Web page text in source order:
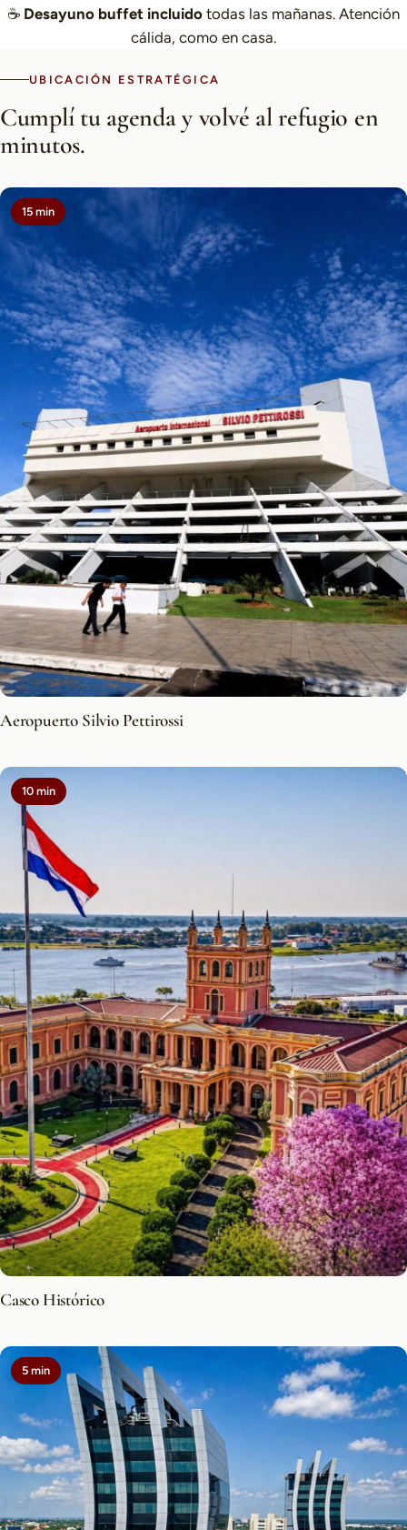
☕ Desayuno buffet incluido todas las mañanas. Atención
cálida, como en casa.
UBICACIÓN ESTRATÉGICA
Cumplí tu agenda y volvé al refugio en
minutos.
15 min
Aeropuerto Silvio Pettirossi
10 min
Casco Histórico
5 min